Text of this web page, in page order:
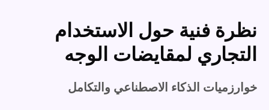
نظرة فنية حول الاستخدام
التجاري لمقايضات الوجه
خوارزميات الذكاء الاصطناعي والتكامل